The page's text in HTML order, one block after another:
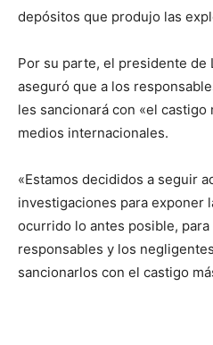
depósitos que produjo las
Por su parte, el presidente de
aseguró que a los
les sancionará con «el castigo
medios internacionales.
«Estamos decididos a seguir
investigaciones para exponer
ocurrido lo antes posible,
responsables y los
sancionarlos con el castigo